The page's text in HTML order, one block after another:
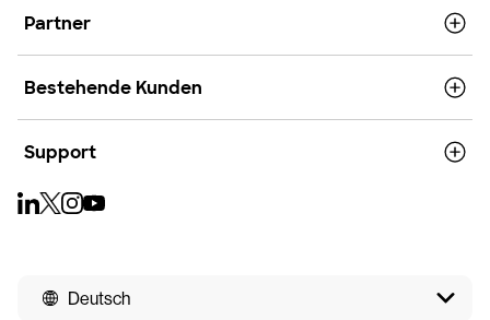
Partner
Bestehende Kunden
Support
Deutsch